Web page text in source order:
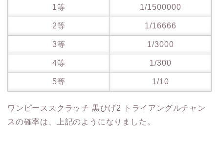
1等 1/1500000
2等 1/16666
3等 1/3000
4等 1/300
5等 1/10
ワンピーススクラッチ 黒ひげ2 トライアングルチャン
スの確率は、上記のようになりました。